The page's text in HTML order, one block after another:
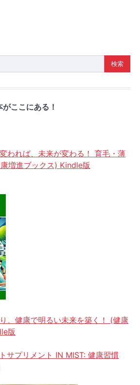
ここにある！
われば、未来が変わる！ 育毛・薄
増進ブックス) Kindle版
、健康で明るい未来を築く！ (健康
版
サプリメント IN MIST: 健康習慣